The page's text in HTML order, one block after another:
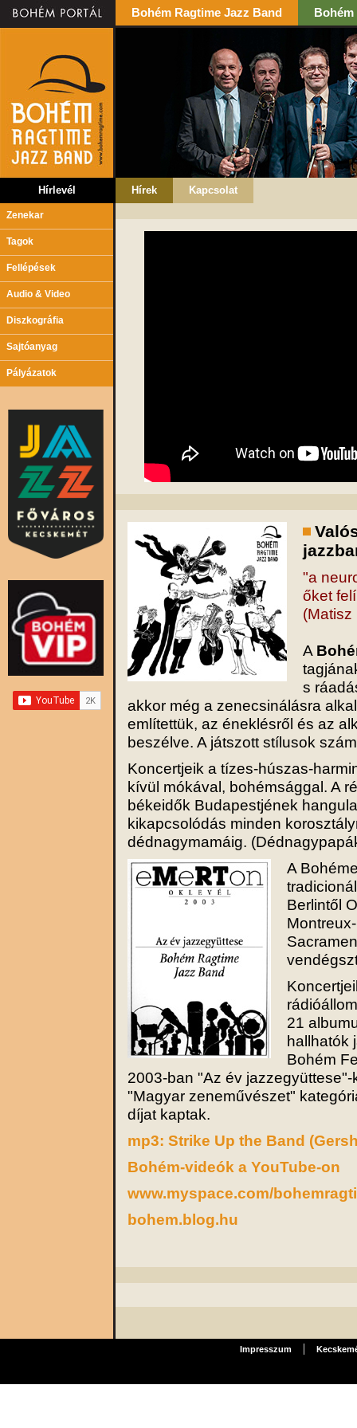
Bohém Ragtime Jazz Band Bohém
Hírlevél Hírek Kapcsolat
Zenekar
Tagok
Fellépések
Audio & Video
Diszkográfia
Sajtóanyag
Pályázatok
"a
őket
(Matisz
A
s
akkor még a zenecsinálásra
említettük, az éneklésről és az
beszélve. A játszott stílusok
Koncertjeik a tízes-húszas-
kívül mókával, bohémsággal. A
békeidők Budapestjének
kikapcsolódás minden
dédnagymamáig.
A
Berlintől
21
hallhatók
Bohém
2003-ban "Az év
"Magyar zeneművészet"
díjat kaptak.
mp3: Strike Up the Band
Bohém-videók a YouTube-on
www.myspace.com/
bohem.blog.hu
Impresszum |